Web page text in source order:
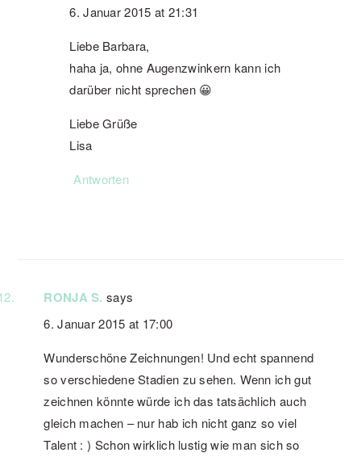
6. Januar 2015 at 21:31
Liebe Barbara,
haha ja, ohne Augenzwinkern kann ich
darüber nicht sprechen 😀
Liebe Grüße
Lisa
Antworten
RONJA S. says
6. Januar 2015 at 17:00
Wunderschöne Zeichnungen! Und echt spannend
so verschiedene Stadien zu sehen. Wenn ich gut
zeichnen könnte würde ich das tatsächlich auch
gleich machen – nur hab ich nicht ganz so viel
Talent : ) Schon wirklich lustig wie man sich so